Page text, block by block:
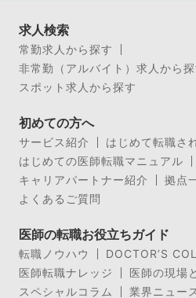
求人検索
常勤求人から探す
非常勤（アルバイト）求人から探
スポット求人から探す
初めての方へ
サービス紹介
はじめて転職さ
はじめての医師転職マニュアル
キャリアパートナー紹介
拠点
よくあるご質問
医師の転職お役立ちガイド
転職ノウハウ
DOCTOR’S
医師転職ナレッジ
医師の現場
スペシャルコラム
業界ニュー